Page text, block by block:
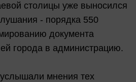
столицы уже выносился
- порядка 550
документа
города в администрацию.
мнения тех